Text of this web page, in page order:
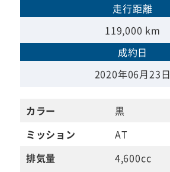
走行距離
119,000 km
成約日
2020年06月23日
カラー
黒
ミッション
AT
排気量
4,600cc